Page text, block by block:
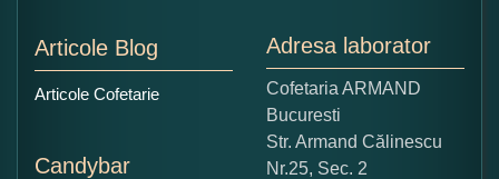
Copiati alaturi numarul din imagine:
Articole Blog
Articole Cofetarie
Candybar
Adresa laborator
Cofetaria ARMAND
Bucuresti
Str. Armand Călinescu
Nr.25, Sec. 2